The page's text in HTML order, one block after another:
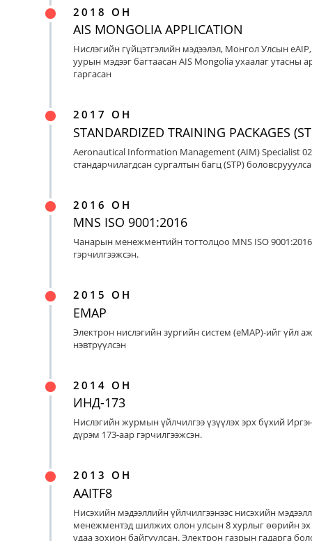
2018 ОН
AIS MONGOLIA APPLICATION
Нислэгийн гүйцэтгэлийн мэдээлэл, Монгол Улсын
уурын мэдээг багтаасан AIS Mongolia ухаалаг утасны
гаргасан
2017 ОН
STANDARDIZED TRAINING PACKAGES
Aeronautical Information Management (AIM) Specialist
стандарчилагдсан сургалтын багц (STP)
2016 ОН
MNS ISO 9001:2016
Чанарын менежментийн тогтолцоо MNS ISO
гэрчилгээжсэн.
2015 ОН
EMAP
Электрон нислэгийн зургийн систем (eMAP)-ийг үйл
нэвтрүүлсэн
2014 ОН
ИНД-173
Нислэгийн журмын үйлчилгээ үзүүлэх эрх бүхий
дүрэм 173-аар гэрчилгээжсэн.
2013 ОН
AAITF8
Нисэхийн мэдээллийн үйлчилгээнээс нисэхийн
менежментэд шилжих олон улсын 8 хурлыг өөрийн
удаа зохион байгуулсан. Электрон газрын гадарга